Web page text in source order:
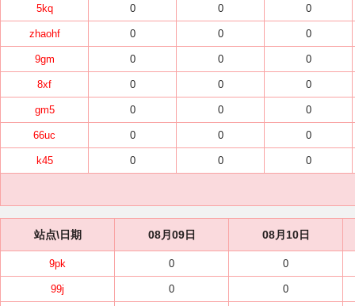
5kq 0 0 0
zhaohf 0 0 0
9gm 0 0 0
8xf 0 0 0
gm5 0 0 0
66uc 0 0 0
k45 0 0 0
站点\日期 08月09日 08月10日
9pk 0 0
99j 0 0